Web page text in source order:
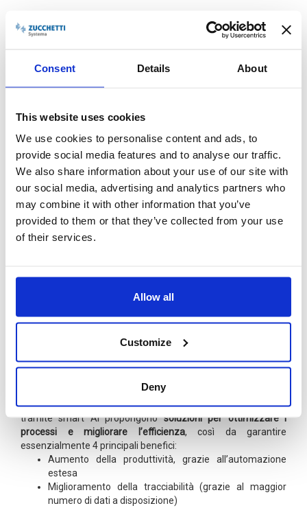
Consent Details About
This website uses cookies
We use cookies to personalise content and ads, to
provide social media features and to analyse our traffic.
We also share information about your use of our site with
our social media, advertising and analytics partners who
may combine it with other information that you’ve
provided to them or that they’ve collected from your use
of their services.
Allow all
Customize
Deny
poiché le migliori soluzioni software
permettono ad esempio:
Unvantaggio economico:
non è più necessario
sostenere i costi di carta, toner, inchiostro etc.
tempi di stampa e archiviazione dei documenti cartacei
documenti , specialmente per quanto riguarda la
possibilità inedita di consultarli da remoto e da qualsiasi
device (necessità sempre più importante in un’epoca di
smart working).
Le soluzioni software per la
logistica 4.0
Anche nell’ambito della logistica 4.0 troviamo una notevole
implementazione software e tecnologica
In questo settore sono tutte le tecnologie dell’IOT
Things) a svolgere un ruolo da protagonista, perché grazie
all’ uso di particolari strumenti hardware è possibile registrare
Questi dati vengono poi raccolti e analizzati dai software, che
tramite smart AI propongonosoluzioni per ottimizzare i
processi e migliorare l’efficienza, così da garantire
essenzialmente 4 principali benefici:
Aumento della produttività, grazie all’automazione
estesa
Miglioramento della tracciabilità (grazie al maggior
numero di dati a disposizione)